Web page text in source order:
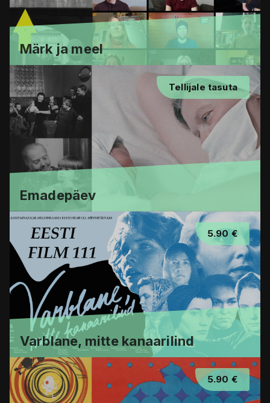
Märk ja meel
Tellijale tasuta
Emadepäev
5.90 €
Varblane, mitte kanaarilind
5.90 €